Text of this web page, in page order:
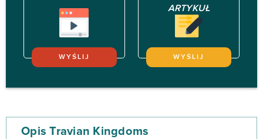
WYŚLIJ
ARTYKUŁ
WYŚLIJ
Opis Travian Kingdoms